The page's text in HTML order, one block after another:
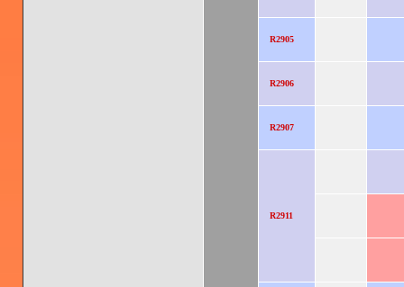
R2905
R2906
R2907
R2911